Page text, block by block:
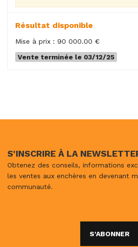
Résultat disponible
Mise à prix : 90 000.00 €
Vente terminée le 03/12/25
S'INSCRIRE À LA
Obtenez des conseils, informations
les ventes aux enchères en devenant
communauté.
S'ABONNER